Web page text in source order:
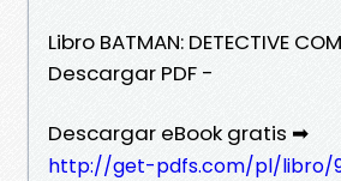
Libro BATMAN: DETECTIVE
Descargar PDF -
Descargar eBook gratis ➡
http://get-pdfs.com/pl/libro/